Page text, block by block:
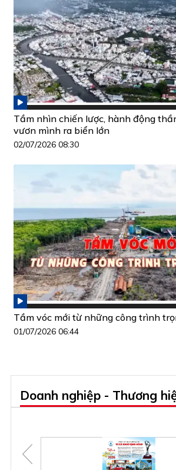
Tầm nhìn chiến lược, hành động
vươn mình ra biển lớn
02/07/2026 08:30
Tầm vóc mới từ những công trình
01/07/2026 06:44
Doanh nghiệp - Thương